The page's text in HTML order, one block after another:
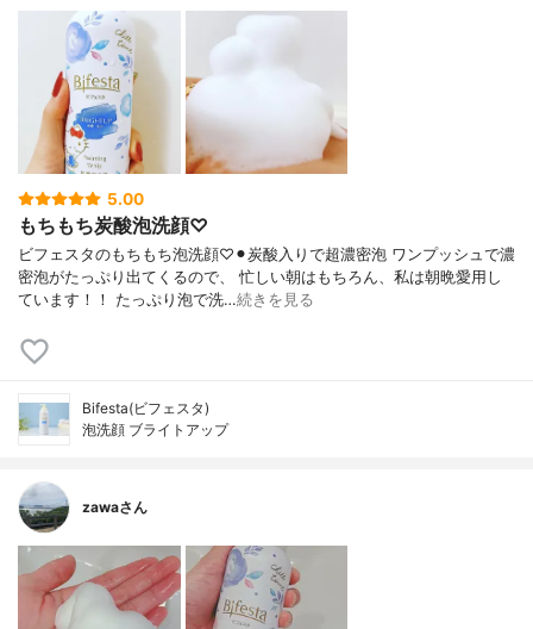
5.00
もちもち炭酸泡洗顔♡
ビフェスタのもちもち泡洗顔♡⚫︎炭酸入りで超濃密泡 ワンプッシュで濃
密泡がたっぷり出てくるので、 忙しい朝はもちろん、私は朝晩愛用し
ています！！ たっぷり泡で洗…続きを見る
Bifesta(ビフェスタ)
泡洗顔 ブライトアップ
zawaさん